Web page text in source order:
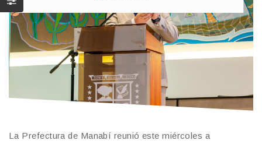
La Prefectura de Manabí reunió este miércoles a